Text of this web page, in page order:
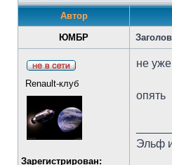
Автор
ЮМБР
Renault-клуб
Зарегистрирован:
не
опять
Эльф